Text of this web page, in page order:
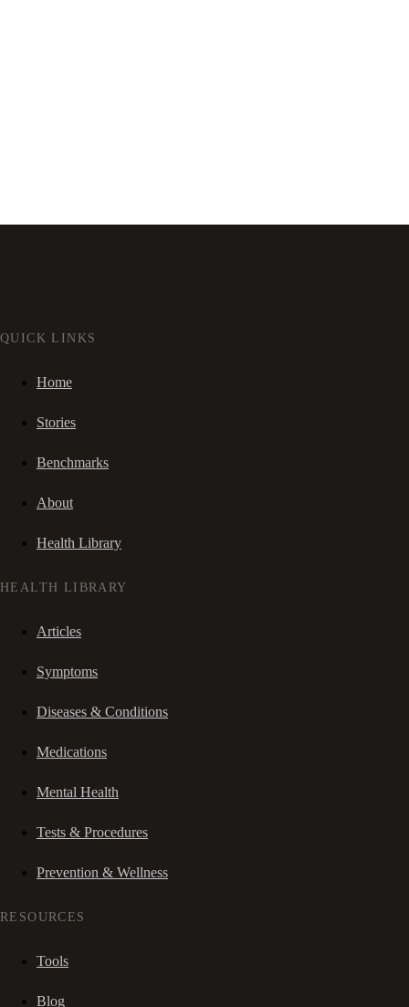
QUICK LINKS
Home
Stories
Benchmarks
About
Health Library
HEALTH LIBRARY
Articles
Symptoms
Diseases & Conditions
Medications
Mental Health
Tests & Procedures
Prevention & Wellness
RESOURCES
Tools
Blog